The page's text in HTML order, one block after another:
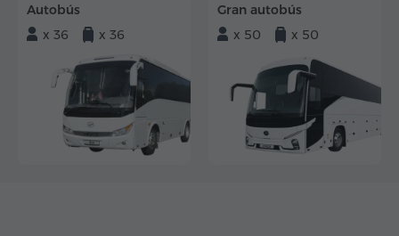
Autobús
x 36
x 36
Gran autobús
x 50
x 50